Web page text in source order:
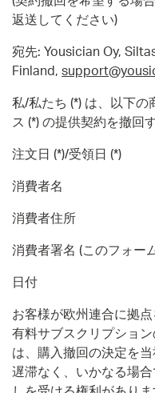
返送してください)
宛先: Yousician Oy,
Finland,
私/私たち (*) は、以下の
ス (*) の提供契約を撤回
注文日 (*)/受領日 (*)
消費者名
消費者住所
消費者署名 (このフォー
日付
お客様が欧州連合に拠
有料サブスクリプショ
は、購入撤回の決定を
遅滞なく、いかなる場